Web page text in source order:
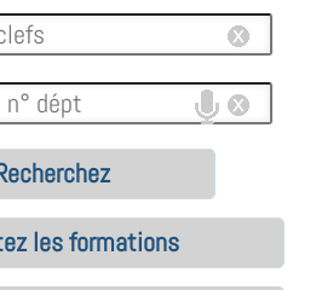
les formations